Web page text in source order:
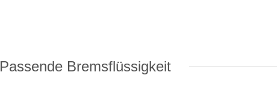
Passende Bremsflüssigkeit